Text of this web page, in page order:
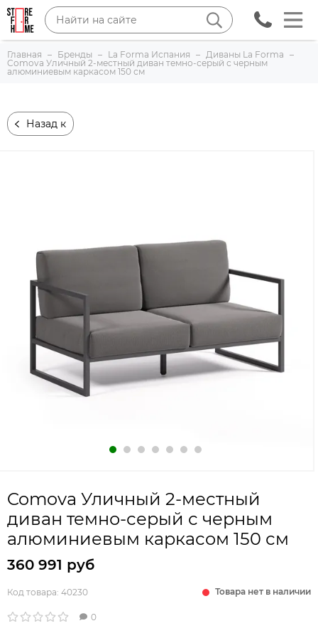
Главная Бренды La Forma Испания
Диваны La Forma
Comova Уличный 2-местный диван темно-серый с черным
алюминиевым каркасом 150 см
Назад к
Comova Уличный 2-местный
диван темно-серый с черным
алюминиевым каркасом 150 см
360 991 руб
Код товара: 40230 Товара нет в наличии
0